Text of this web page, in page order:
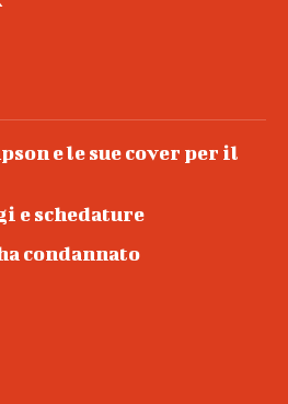
e le sue cover per il
e schedature
condannato